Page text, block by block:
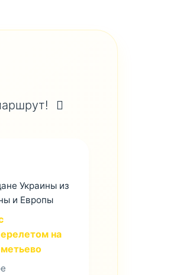
Украины из
и Европы
на